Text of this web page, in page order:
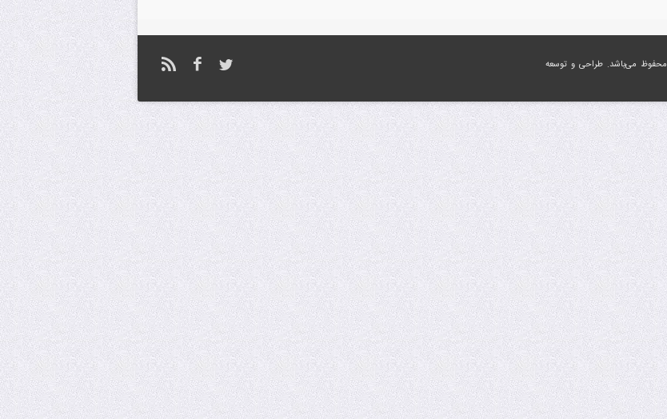
محفوظ می‌باشد. طراحی و توسعه